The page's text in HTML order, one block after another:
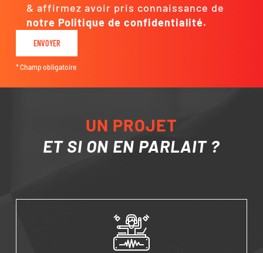
& affirmez avoir pris connaissance de
notre Politique de confidentialité.
* Champ obligatoire
UN PROJET
ET SI ON EN PARLAIT ?